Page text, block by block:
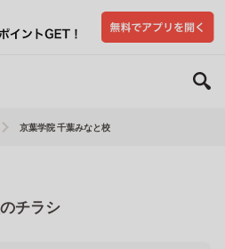
京葉学院 千葉みなと校
チラシ